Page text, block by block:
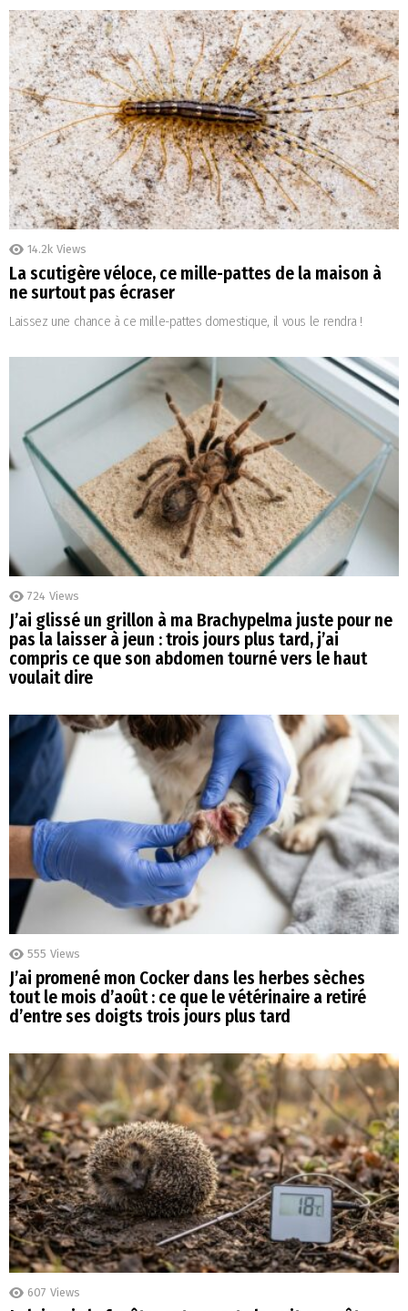
14.2k Views
La scutigère véloce, ce mille-pattes de la maison à
ne surtout pas écraser
Laissez une chance à ce mille-pattes domestique, il vous le rendra !
724 Views
J’ai glissé un grillon à ma Brachypelma juste pour ne
pas la laisser à jeun : trois jours plus tard, j’ai
compris ce que son abdomen tourné vers le haut
voulait dire
555 Views
J’ai promené mon Cocker dans les herbes sèches
tout le mois d’août : ce que le vétérinaire a retiré
d’entre ses doigts trois jours plus tard
607 Views